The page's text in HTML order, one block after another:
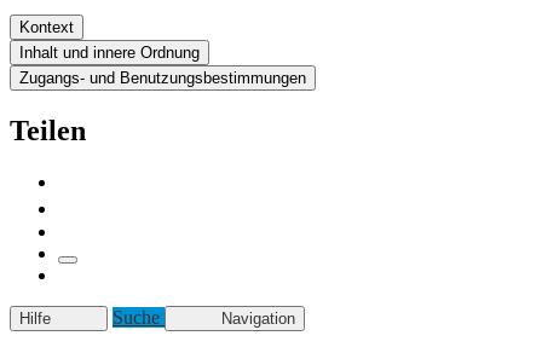
Kontext
Inhalt und innere Ordnung
Zugangs- und Benutzungsbestimmungen
Teilen
Hilfe Suche Navigation